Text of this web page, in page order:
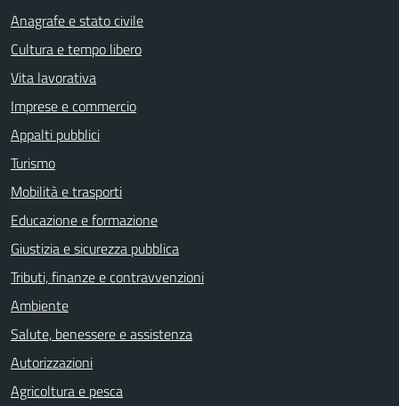
Anagrafe e stato civile
Cultura e tempo libero
Vita lavorativa
Imprese e commercio
Appalti pubblici
Turismo
Mobilità e trasporti
Educazione e formazione
Giustizia e sicurezza pubblica
Tributi, finanze e contravvenzioni
Ambiente
Salute, benessere e assistenza
Autorizzazioni
Agricoltura e pesca